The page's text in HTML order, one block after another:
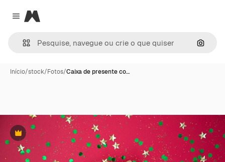
Close menu
Magnific
Início/stock/Fotos/Caixa de presente co…
Premium